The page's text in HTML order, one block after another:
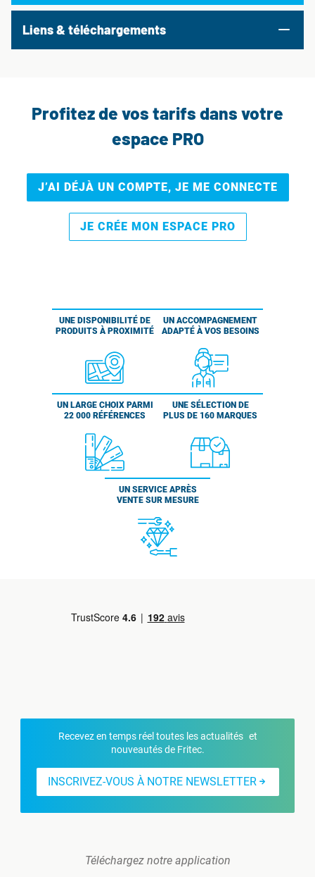
Liens & téléchargements
Profitez de vos tarifs dans votre
espace PRO
J’AI DÉJÀ UN COMPTE, JE ME CONNECTE
JE CRÉE MON ESPACE PRO
UNE DISPONIBILITÉ DE
PRODUITS À PROXIMITÉ
UN ACCOMPAGNEMENT
ADAPTÉ À VOS BESOINS
UN LARGE CHOIX PARMI
22 000 RÉFÉRENCES
UNE SÉLECTION DE
PLUS DE 160 MARQUES
UN SERVICE APRÈS
VENTE SUR MESURE
Recevez en temps réel toutes les actualités et
nouveautés de Fritec.
INSCRIVEZ-VOUS À NOTRE NEWSLETTER
Téléchargez notre application